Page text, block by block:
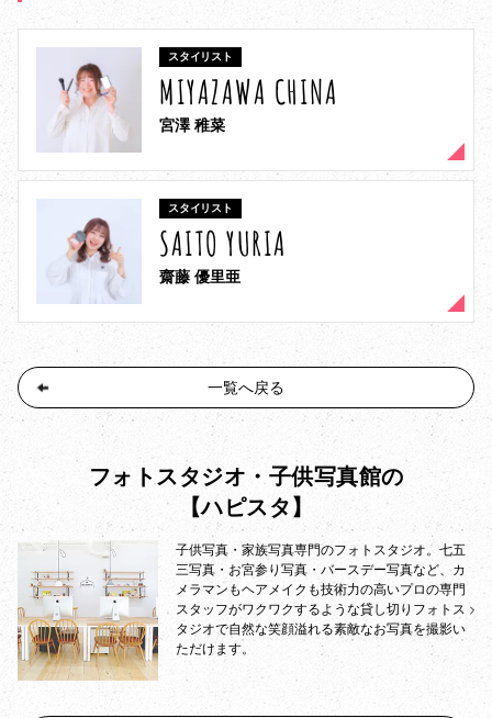
スタイリスト
MIYAZAWA CHINA
宮澤 稚菜
スタイリスト
SAITO YURIA
齋藤 優里亜
一覧へ戻る
フォトスタジオ・子供写真館の
【ハピスタ】
子供写真・家族写真専門のフォトスタジオ。七五
三写真・お宮参り写真・バースデー写真など、カ
メラマンもヘアメイクも技術力の高いプロの専門
スタッフがワクワクするような貸し切りフォトス
タジオで自然な笑顔溢れる素敵なお写真を撮影い
ただけます。